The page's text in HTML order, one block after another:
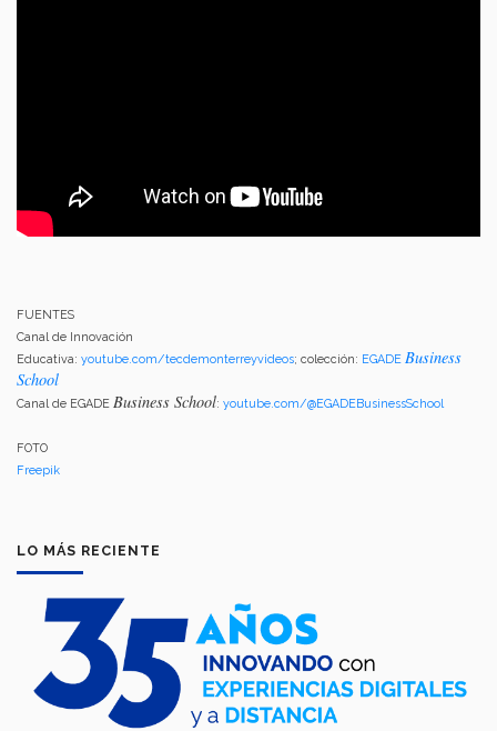
FUENTES
Canal de Innovación
Educativa: youtube.com/tecdemonterreyvideos; colección: EGADE Business
School
Canal de EGADE Business School: youtube.com/@EGADEBusinessSchool
FOTO
Freepik
LO MÁS RECIENTE